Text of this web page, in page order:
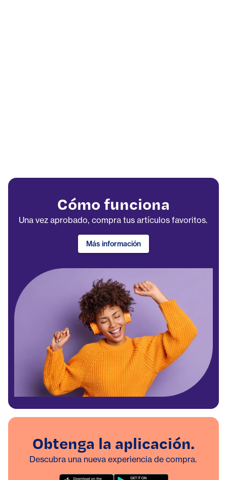
Cómo funciona
Una vez aprobado, compra tus artículos favoritos.
Más información
Obtenga la aplicación.
Descubra una nueva experiencia de compra.